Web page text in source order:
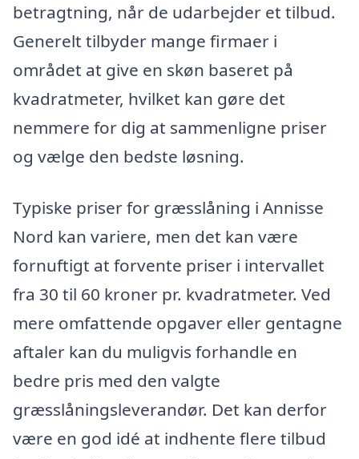
betragtning, når de udarbejder et tilbud.
Generelt tilbyder mange firmaer i
området at give en skøn baseret på
kvadratmeter, hvilket kan gøre det
nemmere for dig at sammenligne priser
og vælge den bedste løsning.
Typiske priser for græsslåning i Annisse
Nord kan variere, men det kan være
fornuftigt at forvente priser i intervallet
fra 30 til 60 kroner pr. kvadratmeter. Ved
mere omfattende opgaver eller gentagne
aftaler kan du muligvis forhandle en
bedre pris med den valgte
græsslåningsleverandør. Det kan derfor
være en god idé at indhente flere tilbud